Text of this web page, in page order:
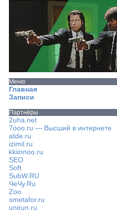
Меню
Главная
Записи
Партнёры
2uha.net
7ooo.ru — Высший в интернете
atde.ru
izimil.ru
kkiinnoo.ru
SEO
Soft
SubW.RU
ЧеЧу.Ru
Zoo
smetafor.ru
unirun.ru